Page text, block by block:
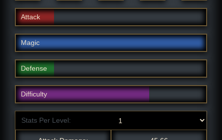
Attack
Magic
Defense
Difficulty
Stats Per Level: